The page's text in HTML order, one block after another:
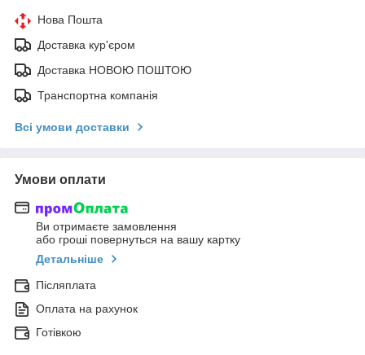
Нова Пошта
Доставка кур'єром
Доставка НОВОЮ ПОШТОЮ
Транспортна компанія
Всі умови доставки
Умови оплати
Ви отримаєте замовлення
або гроші повернуться на вашу картку
Детальніше
Післяплата
Оплата на рахунок
Готівкою